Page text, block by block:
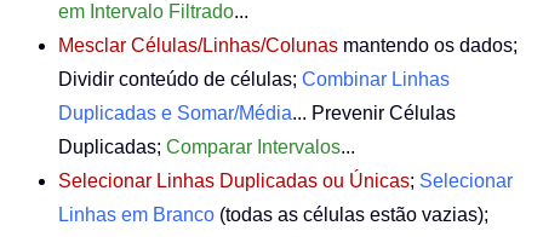
em Intervalo Filtrado...
Mesclar Células/Linhas/Colunas mantendo os dados;
Dividir conteúdo de células; Combinar Linhas
Duplicadas e Somar/Média... Prevenir Células
Duplicadas; Comparar Intervalos...
Selecionar Linhas Duplicadas ou Únicas; Selecionar
Linhas em Branco (todas as células estão vazias);